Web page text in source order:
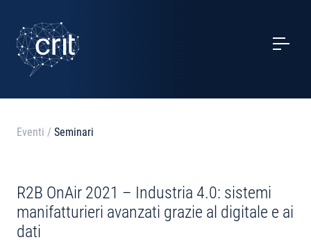
SERVIZI
CASI STUDIO
NOTIZIE
Eventi / Seminari
R2B OnAir 2021 – Industria 4.0: sistemi
manifatturieri avanzati grazie al digitale e ai
dati